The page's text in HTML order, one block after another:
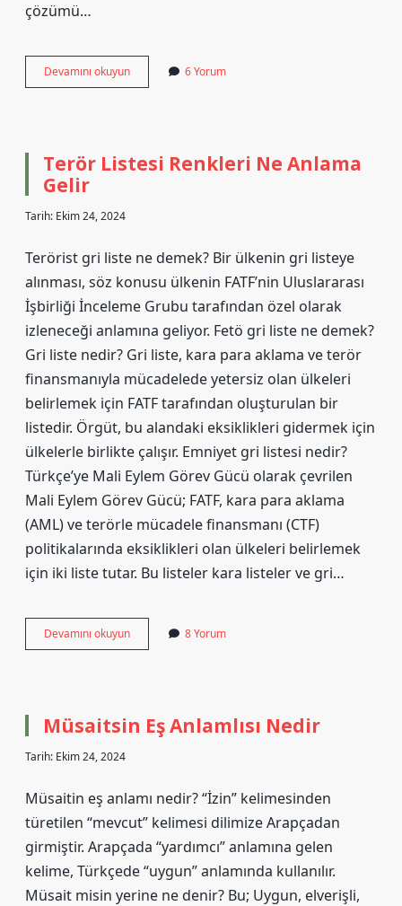
çözümü…
Devamını okuyunAnalitik
Düşünme
6 Yorum
Terör Listesi Renkleri Ne Anlama
Gelir
Tarih: Ekim 24, 2024
Terörist gri liste ne demek? Bir ülkenin gri listeye
alınması, söz konusu ülkenin FATF’nin Uluslararası
İşbirliği İnceleme Grubu tarafından özel olarak
izleneceği anlamına geliyor. Fetö gri liste ne demek?
Gri liste nedir? Gri liste, kara para aklama ve terör
finansmanıyla mücadelede yetersiz olan ülkeleri
belirlemek için FATF tarafından oluşturulan bir
listedir. Örgüt, bu alandaki eksiklikleri gidermek için
ülkelerle birlikte çalışır. Emniyet gri listesi nedir?
Türkçe’ye Mali Eylem Görev Gücü olarak çevrilen
Mali Eylem Görev Gücü; FATF, kara para aklama
(AML) ve terörle mücadele finansmanı (CTF)
politikalarında eksiklikleri olan ülkeleri belirlemek
için iki liste tutar. Bu listeler kara listeler ve gri…
Devamını okuyunTerör
Listesi
8 Yorum
Müsaitsin Eş Anlamlısı Nedir
Tarih: Ekim 24, 2024
Müsaitin eş anlamı nedir? “İzin” kelimesinden
türetilen “mevcut” kelimesi dilimize Arapçadan
girmiştir. Arapçada “yardımcı” anlamına gelen
kelime, Türkçede “uygun” anlamında kullanılır.
Müsait misin yerine ne denir? Bu; Uygun, elverişli,